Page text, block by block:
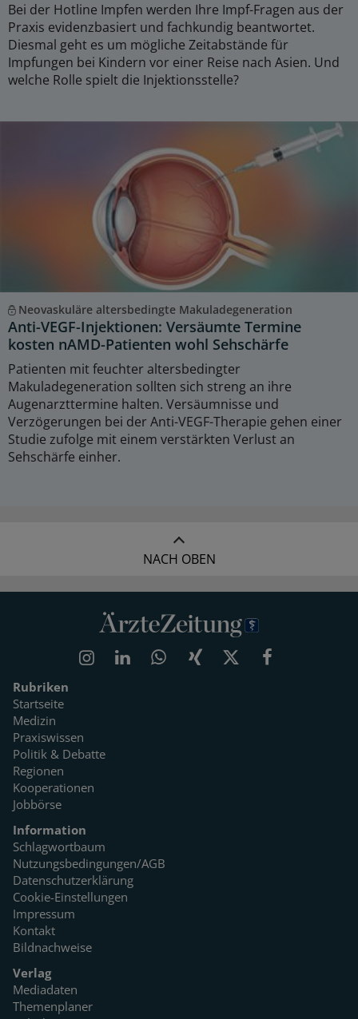
Bei der Hotline Impfen werden Ihre Impf-Fragen aus der
Praxis evidenzbasiert und fachkundig beantwortet.
Diesmal geht es um mögliche Zeitabstände für
Impfungen bei Kindern vor einer Reise nach Asien. Und
welche Rolle spielt die Injektionsstelle?
Neovaskuläre altersbedingte Makuladegeneration
Anti-VEGF-Injektionen: Versäumte Termine
kosten nAMD-Patienten wohl Sehschärfe
Patienten mit feuchter altersbedingter
Makuladegeneration sollten sich streng an ihre
Augenarzttermine halten. Versäumnisse und
Verzögerungen bei der Anti-VEGF-Therapie gehen einer
Studie zufolge mit einem verstärkten Verlust an
Sehschärfe einher.
NACH OBEN
Rubriken
Startseite
Medizin
Praxiswissen
Politik & Debatte
Regionen
Kooperationen
Jobbörse
Information
Schlagwortbaum
Nutzungsbedingungen/AGB
Datenschutzerklärung
Cookie-Einstellungen
Impressum
Kontakt
Bildnachweise
Verlag
Mediadaten
Themenplaner